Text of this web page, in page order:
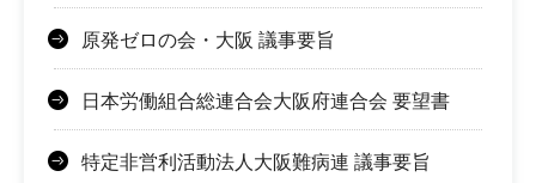
原発ゼロの会・大阪 議事要旨
日本労働組合総連合会大阪府連合会 要望書
特定非営利活動法人大阪難病連 議事要旨